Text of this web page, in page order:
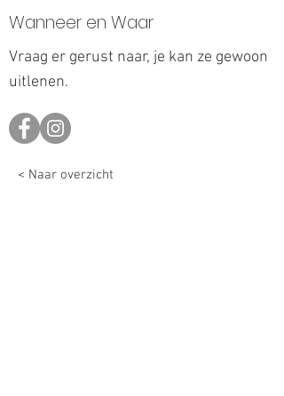
Wanneer en Waar
Vraag er gerust naar, je kan ze gewoon
uitlenen.
< Naar overzicht